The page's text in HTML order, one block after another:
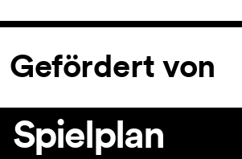
Gefördert von
Spielplan